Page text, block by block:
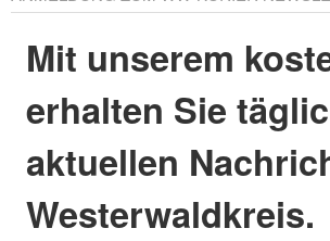
Mit unserem
erhalten Sie
aktuellen
Westerwaldkreis.